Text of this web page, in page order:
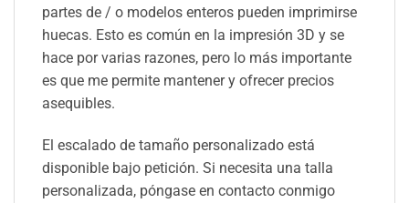
partes de / o modelos enteros pueden imprimirse
huecas. Esto es común en la impresión 3D y se
hace por varias razones, pero lo más importante
es que me permite mantener y ofrecer precios
asequibles.
El escalado de tamaño personalizado está
disponible bajo petición. Si necesita una talla
personalizada, póngase en contacto conmigo